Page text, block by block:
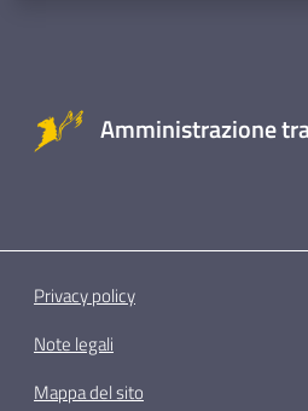
Amministrazione
Privacy policy
Note legali
Mappa del sito